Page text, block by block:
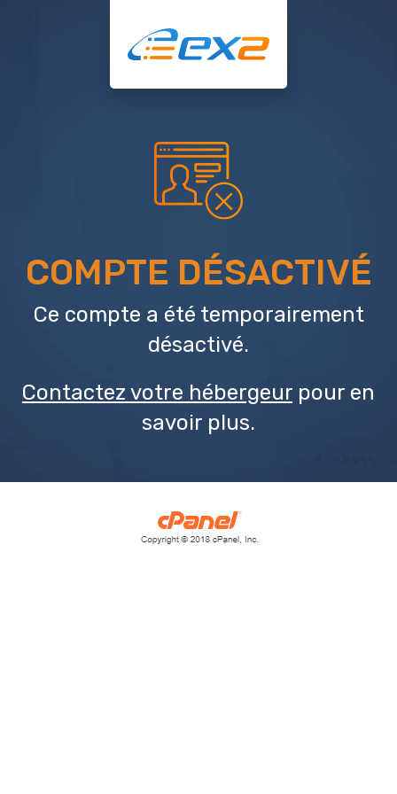
COMPTE DÉSACTIVÉ
Ce compte a été temporairement
désactivé.
Contactez votre hébergeur pour en
savoir plus.